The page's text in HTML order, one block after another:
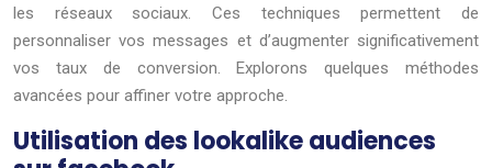
les réseaux sociaux. Ces techniques permettent de
personnaliser vos messages et d’augmenter significativement
vos taux de conversion. Explorons quelques méthodes
avancées pour affiner votre approche.
Utilisation des lookalike audiences